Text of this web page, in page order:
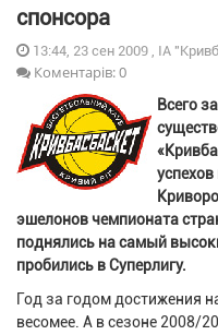
спонсора
13:44, 23 сен 2009 , ІА
Коментарів: 0
Всего
эшелонов чемпионата
поднялись на самый
пробились в Суперлигу.
Год за годом достижения
весомее. А в сезоне 2008/